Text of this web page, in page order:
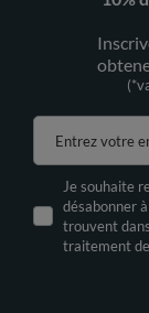
Entrez votre
Je souhaite
désabonner
trouvent
traitement